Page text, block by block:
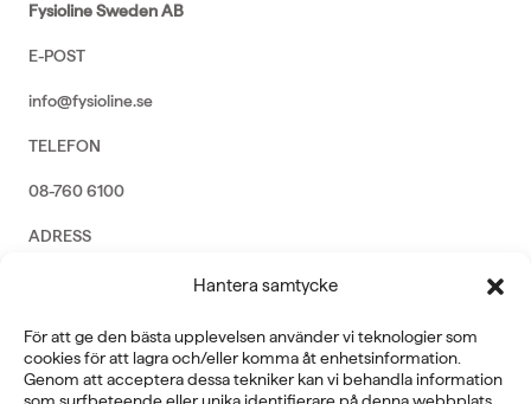
Hantera samtycke
För att ge den bästa upplevelsen använder vi teknologier som
cookies för att lagra och/eller komma åt enhetsinformation.
Genom att acceptera dessa tekniker kan vi behandla information
Fysioline Sweden AB
E-POST
info@fysioline.se
TELEFON
08-760 6100
ADRESS
Rosendalsvägen 18b, SE-14143 Huddinge
VERKSAMHETSOMRÅDEN
REHABILITERING
GYM
ICE POWER